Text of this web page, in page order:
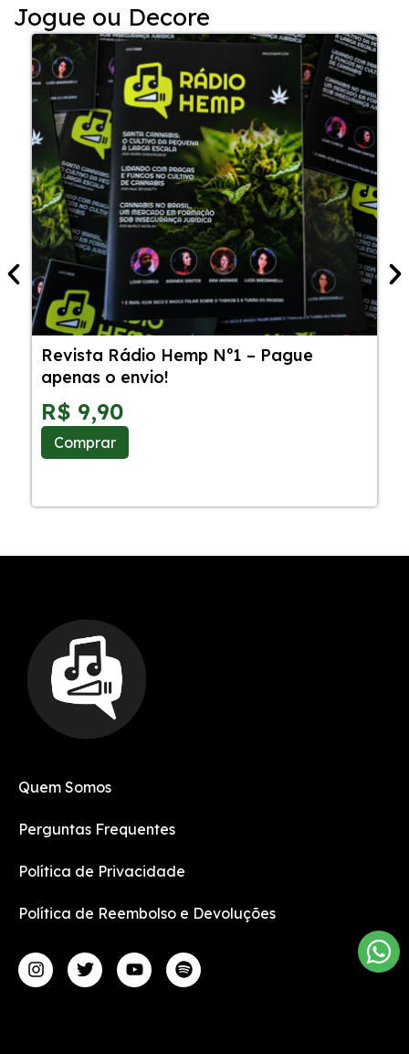
Jogue ou Decore
Revista Rádio Hemp Nº1 – Pague
apenas o envio!
R$ 9,90
Comprar
Quem Somos
Perguntas Frequentes
Política de Privacidade
Política de Reembolso e Devoluções